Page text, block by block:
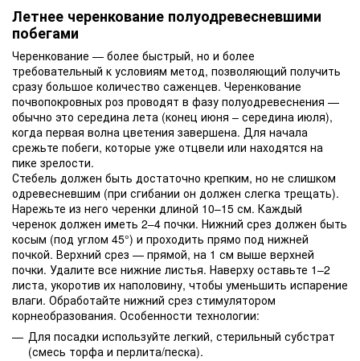
Летнее черенкование полуодревесневшими
побегами
Черенкование — более быстрый, но и более
требовательный к условиям метод, позволяющий получить
сразу большое количество саженцев. Черенкование
почвопокровных роз проводят в фазу полуодревеснения —
обычно это середина лета (конец июня – середина июля),
когда первая волна цветения завершена. Для начала
срежьте побеги, которые уже отцвели или находятся на
пике зрелости.
Стебель должен быть достаточно крепким, но не слишком
одревесневшим (при сгибании он должен слегка трещать).
Нарежьте из него черенки длиной 10–15 см. Каждый
черенок должен иметь 2–4 почки. Нижний срез должен быть
косым (под углом 45°) и проходить прямо под нижней
почкой. Верхний срез — прямой, на 1 см выше верхней
почки. Удалите все нижние листья. Наверху оставьте 1–2
листа, укоротив их наполовину, чтобы уменьшить испарение
влаги. Обработайте нижний срез стимулятором
корнеобразования. Особенности технологии:
Для посадки используйте легкий, стерильный субстрат
(смесь торфа и перлита/песка).